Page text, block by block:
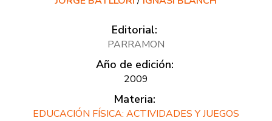
Editorial:
PARRAMON
Año de edición:
2009
Materia:
EDUCACIÓN FÍSICA: ACTIVIDADES Y JUEGOS